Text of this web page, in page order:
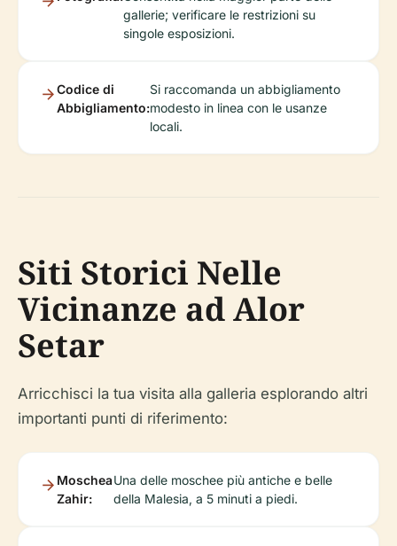
gallerie; verificare le restrizioni su
singole esposizioni.
Codice di
Abbigliamento:
Si raccomanda un abbigliamento
modesto in linea con le usanze
locali.
Siti Storici Nelle
Vicinanze ad Alor
Setar
Arricchisci la tua visita alla galleria esplorando altri
importanti punti di riferimento:
Moschea
Zahir:
Una delle moschee più antiche e belle
della Malesia, a 5 minuti a piedi.